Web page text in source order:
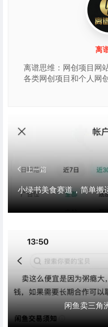
离
离谱思维：网创项目网
各类网创项目和个人网
上一篇
小绿书美食赛道，简单搬
闲鱼卖三角